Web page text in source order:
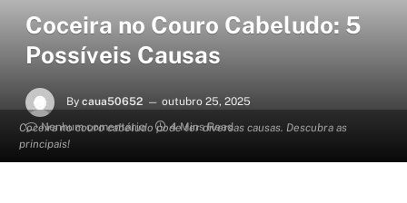
Coceira no couro cabeludo pode ter diversas causas. Descubra as
principais!
Coceira no Couro Cabeludo: 5
Possíveis Causas
By caua50652
outubro 25, 2025
Nenhum comentário
4 Mins Read